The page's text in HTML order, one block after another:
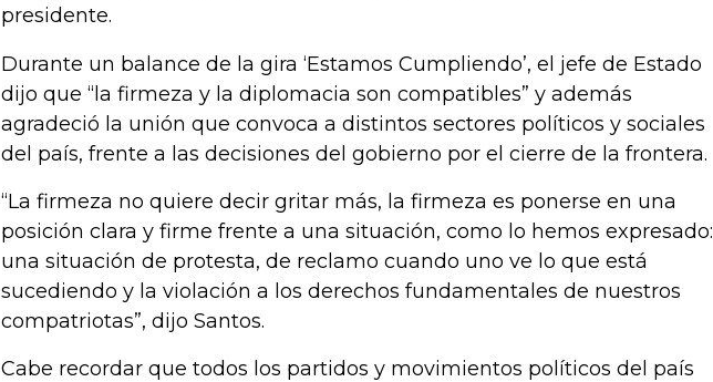
presidente.
Durante un balance de la gira ‘Estamos Cumpliendo’, el jefe de Estado
dijo que “la firmeza y la diplomacia son compatibles” y además
agradeció la unión que convoca a distintos sectores políticos y sociales
del país, frente a las decisiones del gobierno por el cierre de la frontera.
“La firmeza no quiere decir gritar más, la firmeza es ponerse en una
posición clara y firme frente a una situación, como lo hemos expresado:
una situación de protesta, de reclamo cuando uno ve lo que está
sucediendo y la violación a los derechos fundamentales de nuestros
compatriotas”, dijo Santos.
Cabe recordar que todos los partidos y movimientos políticos del país